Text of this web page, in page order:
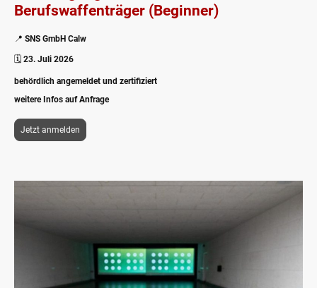
Berufswaffenträger (Beginner)
📍 SNS GmbH Calw
🗓️ 23. Juli 2026
behördlich angemeldet und zertifiziert
weitere Infos auf Anfrage
Jetzt anmelden